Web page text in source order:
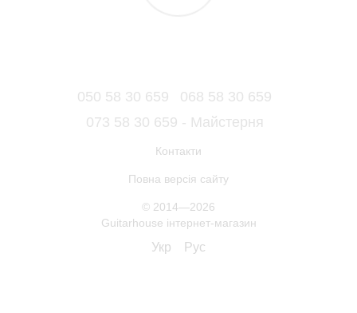
050 58 30 659
068 58 30 659
073 58 30 659 - Майстерня
Контакти
Повна версія сайту
© 2014—2026
Guitarhouse інтернет-магазин
Укр Рус